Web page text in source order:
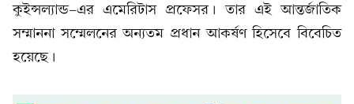
কুইন্সল্যান্ড-এর এমেরিটাস প্রফেসর। তার এই আন্তর্জাতিক
সম্মাননা সম্মেলনের অন্যতম প্রধান আকর্ষণ হিসেবে বিবেচিত
হয়েছে।